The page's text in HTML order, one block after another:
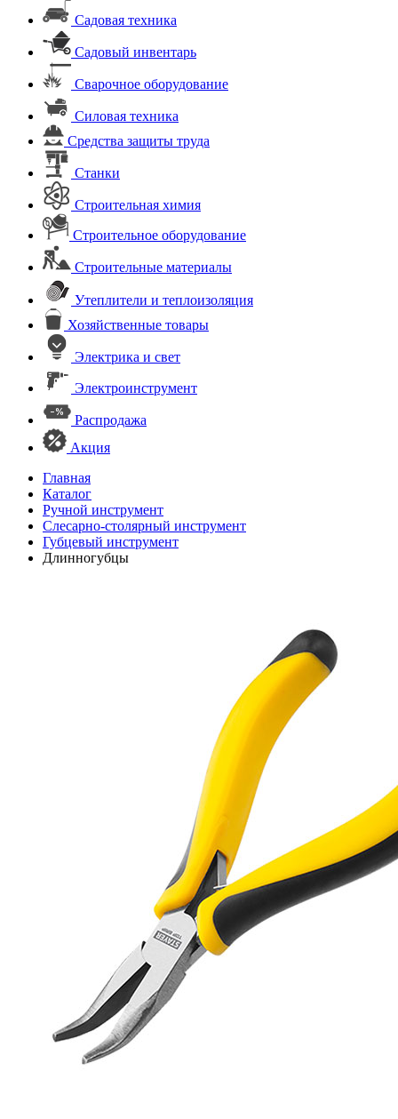
Садовая техника
Садовый инвентарь
Сварочное оборудование
Силовая техника
Средства защиты труда
Станки
Строительная химия
Строительное оборудование
Строительные материалы
Утеплители и теплоизоляция
Хозяйственные товары
Электрика и свет
Электроинструмент
Распродажа
Акция
Главная
Каталог
Ручной инструмент
Слесарно-столярный инструмент
Губцевый инструмент
Длинногубцы